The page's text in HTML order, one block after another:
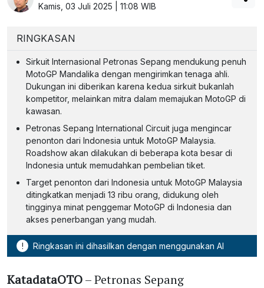
Kamis, 03 Juli 2025 | 11:08 WIB
RINGKASAN
Sirkuit Internasional Petronas Sepang mendukung penuh
MotoGP Mandalika dengan mengirimkan tenaga ahli.
Dukungan ini diberikan karena kedua sirkuit bukanlah
kompetitor, melainkan mitra dalam memajukan MotoGP di
kawasan.
Petronas Sepang International Circuit juga mengincar
penonton dari Indonesia untuk MotoGP Malaysia.
Roadshow akan dilakukan di beberapa kota besar di
Indonesia untuk memudahkan pembelian tiket.
Target penonton dari Indonesia untuk MotoGP Malaysia
ditingkatkan menjadi 13 ribu orang, didukung oleh
tingginya minat penggemar MotoGP di Indonesia dan
akses penerbangan yang mudah.
! Ringkasan ini dihasilkan dengan menggunakan AI
KatadataOTO– Petronas Sepang